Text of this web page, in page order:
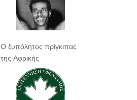
Ο ξυπόλητος πρίγκιπας
της Αφρικής